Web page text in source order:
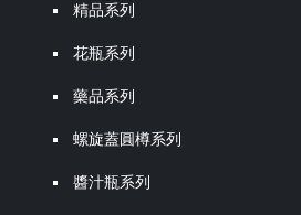
精品系列
花瓶系列
藥品系列
螺旋蓋圓樽系列
醬汁瓶系列